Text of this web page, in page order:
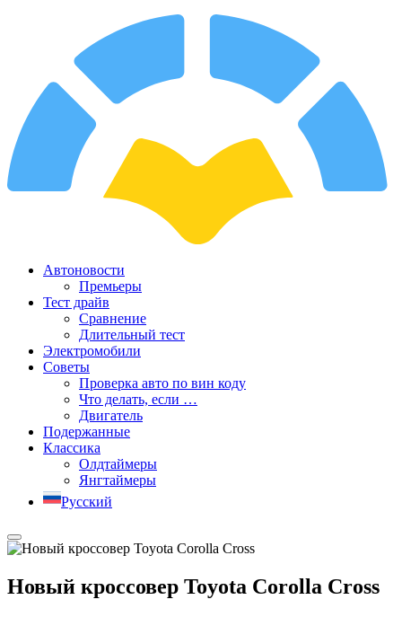
Автоновости
Премьеры
Тест драйв
Сравнение
Длительный тест
Электромобили
Советы
Проверка авто по вин коду
Что делать, если …
Двигатель
Подержанные
Классика
Олдтаймеры
Янгтаймеры
Русский
Новый кроссовер Toyota Corolla Cross